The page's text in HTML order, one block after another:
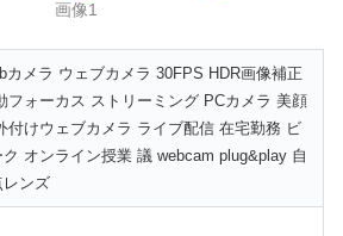
画像1
カメラ ウェブカメラ 30FPS HDR画像補正
フォーカス ストリーミング PCカメラ 美顔
付けウェブカメラ ライブ配信 在宅勤務 ビ
オンライン授業 議 webcam plug&play 自
ンズ